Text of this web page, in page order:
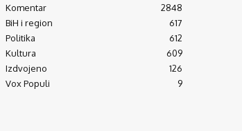
Komentar
2848
BiH i region
617
Politika
612
Kultura
609
Izdvojeno
126
Vox Populi
9